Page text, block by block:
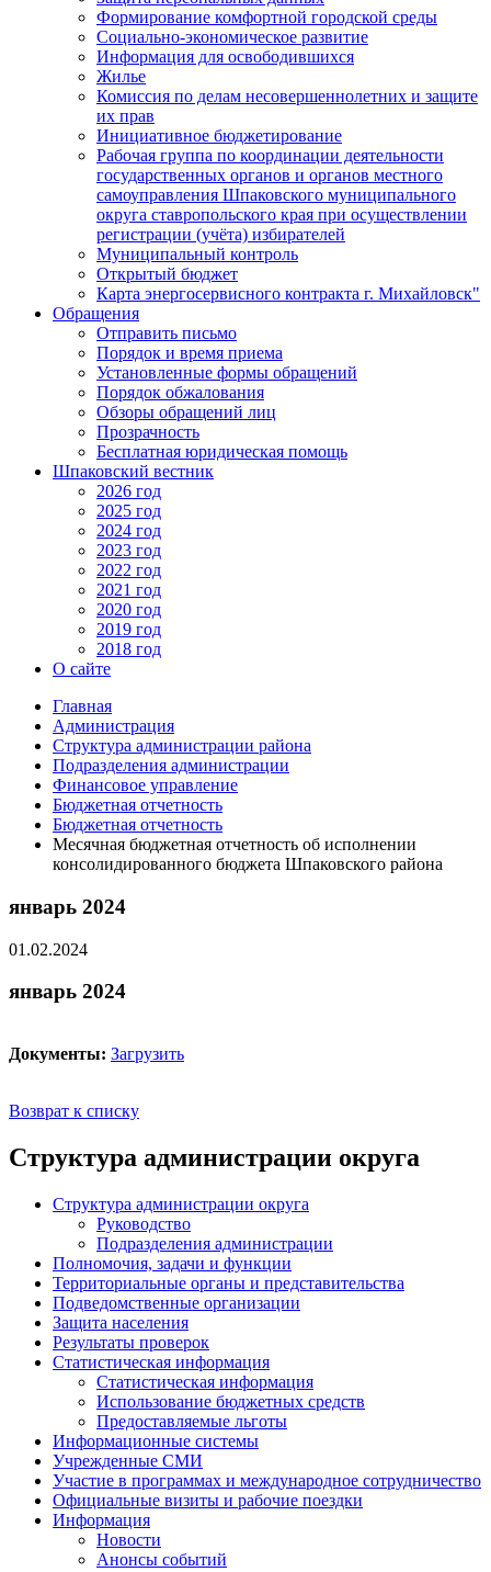
Формирование комфортной городской среды
Социально-экономическое развитие
Информация для освободившихся
Жилье
Комиссия по делам несовершеннолетних и защите
их прав
Инициативное бюджетирование
Рабочая группа по координации деятельности
государственных органов и органов местного
самоуправления Шпаковского муниципального
округа ставропольского края при осуществлении
регистрации (учёта) избирателей
Муниципальный контроль
Открытый бюджет
Карта энергосервисного контракта г. Михайловск"
Обращения
Отправить письмо
Порядок и время приема
Установленные формы обращений
Порядок обжалования
Обзоры обращений лиц
Прозрачность
Бесплатная юридическая помощь
Шпаковский вестник
2026 год
2025 год
2024 год
2023 год
2022 год
2021 год
2020 год
2019 год
2018 год
О сайте
Главная
Администрация
Структура администрации района
Подразделения администрации
Финансовое управление
Бюджетная отчетность
Бюджетная отчетность
Месячная бюджетная отчетность об исполнении
консолидированного бюджета Шпаковского района
январь 2024
01.02.2024
январь 2024
Документы: Загрузить
Возврат к списку
Структура администрации округа
Структура администрации округа
Руководство
Подразделения администрации
Полномочия, задачи и функции
Территориальные органы и представительства
Подведомственные организации
Защита населения
Результаты проверок
Статистическая информация
Статистическая информация
Использование бюджетных средств
Предоставляемые льготы
Информационные системы
Учрежденные СМИ
Участие в программах и международное сотрудничество
Официальные визиты и рабочие поездки
Информация
Новости
Анонсы событий